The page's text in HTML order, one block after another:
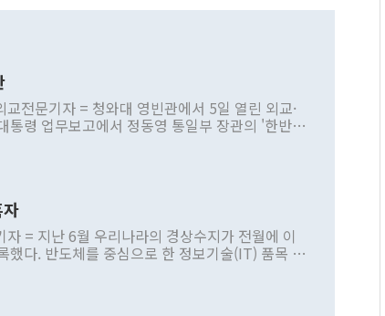
전문기자 = 청와대 영빈관에서 5일 열린 외교·
통령 업무보고에서 정동영 통일부 장관의 '한반도
거치지 않은 사안을 정책으로 추진하겠다고 공
실적 구상'이라는 비판을 내놨다. 그동안 정 장
이 물의를 빚은 적은 여러 번 있지만 대통령과 유
부정적 입장을 표명한 것은 이례적이다. 정 장
월권을 제어해야 한다는 목소리도 높아지고 있
= 지난 6월 우리나라의 경상수지가 전월에 이
했다. 반도체를 중심으로 한 정보기술(IT) 품목 수